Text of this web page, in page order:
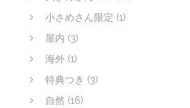
小さめさん限定 (1)
屋内 (3)
海外 (1)
特典つき (3)
自然 (16)